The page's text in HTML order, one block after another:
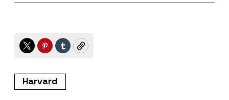
TwitterPinterest
TumblrCopy
Harvard